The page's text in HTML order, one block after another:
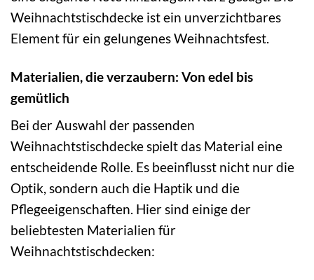
Weihnachtstischdecke ist ein unverzichtbares
Element für ein gelungenes Weihnachtsfest.
Materialien, die verzaubern: Von edel bis
gemütlich
Bei der Auswahl der passenden
Weihnachtstischdecke spielt das Material eine
entscheidende Rolle. Es beeinflusst nicht nur die
Optik, sondern auch die Haptik und die
Pflegeeigenschaften. Hier sind einige der
beliebtesten Materialien für
Weihnachtstischdecken: